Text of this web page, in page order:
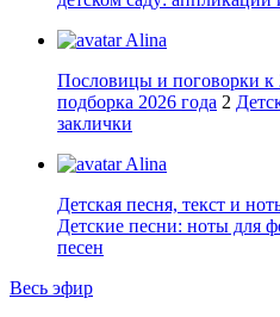
Alina
Пословицы и поговорки к
подборка 2026 года 2
заклички
Alina
Детская песня, текст и
Детские песни: ноты для
песен
Весь эфир